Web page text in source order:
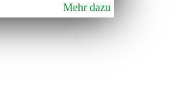
Mehr dazu